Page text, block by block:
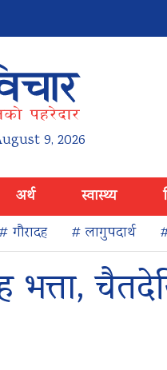
9, 2026
अर्थ स्वास्थ्य
# गौरादह # लागुपदार्थ
भत्ता,